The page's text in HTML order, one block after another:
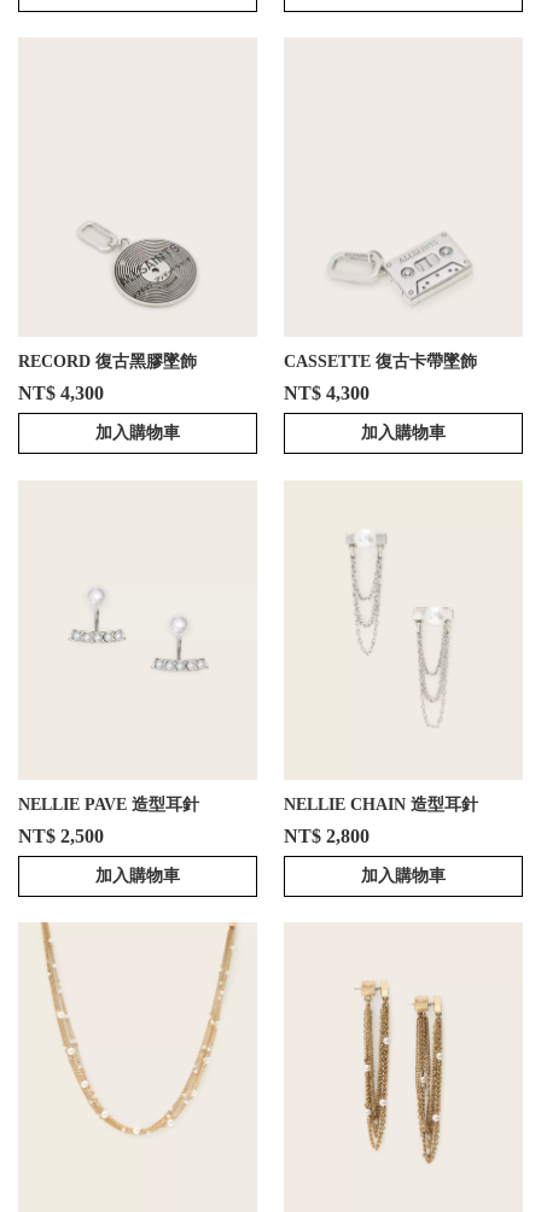
RECORD 復古黑膠墜飾
NT$ 4,300
加入購物車
CASSETTE 復古卡帶墜飾
NT$ 4,300
加入購物車
NELLIE PAVE 造型耳針
NT$ 2,500
加入購物車
NELLIE CHAIN 造型耳針
NT$ 2,800
加入購物車